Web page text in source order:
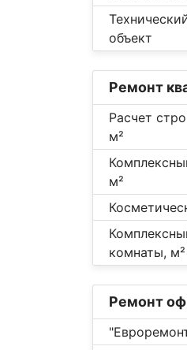
объект
Ремонт
Расчет
м²
м²
комнаты, м²
Ремонт